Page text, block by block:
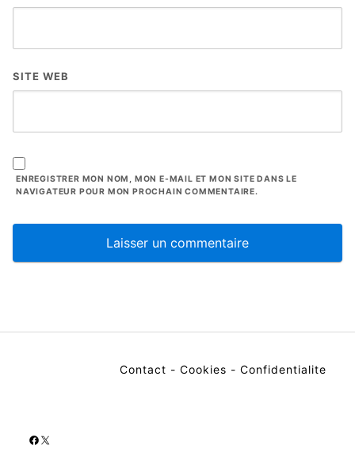
SITE WEB
ENREGISTRER MON NOM, MON E-MAIL ET MON SITE DANS LE
NAVIGATEUR POUR MON PROCHAIN COMMENTAIRE.
Contact - Cookies - Confidentialite
Facebook
X